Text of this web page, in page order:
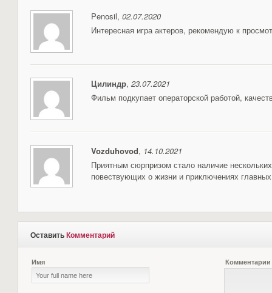
Penosil, 02.07.2020
Интересная игра актеров, рекомендую к
Цилиндр, 23.07.2021
Фильм подкупает операторской работой,
Vozduhovod, 14.10.2021
Приятным сюрпризом стало наличие
повествующих о жизни и приключениях
ОставитьКомментарий
Имя Комментарии